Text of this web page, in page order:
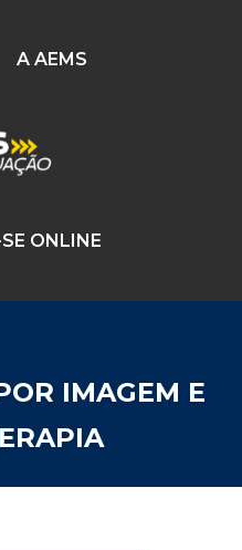
A AEMS
ONLINE
IMAGEM E